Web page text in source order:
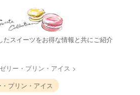
たスイーツをお得な情報と共にご紹介
ゼリー・プリン・アイス >
プリン・アイス